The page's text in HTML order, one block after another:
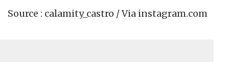
Source : calamity_castro / Via instagram.com